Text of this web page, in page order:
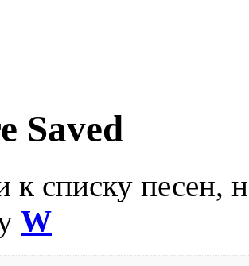
Saved
к списку песен,
W